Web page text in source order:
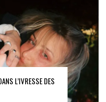
L’IVRESSE DES